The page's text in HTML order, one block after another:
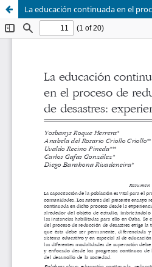
La educación continuada en el